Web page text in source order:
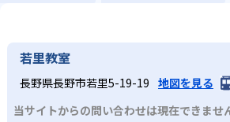
若里教室
長野県長野市若里5-19-19 地図を見る
当サイトからの問い合わせは現在できませ